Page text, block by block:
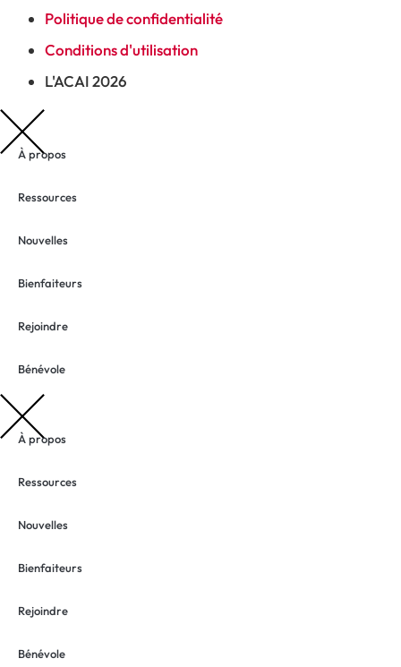
Politique de confidentialité
Conditions d'utilisation
L'ACAI 2026
À propos
Ressources
Nouvelles
Bienfaiteurs
Rejoindre
Bénévole
À propos
Ressources
Nouvelles
Bienfaiteurs
Rejoindre
Bénévole